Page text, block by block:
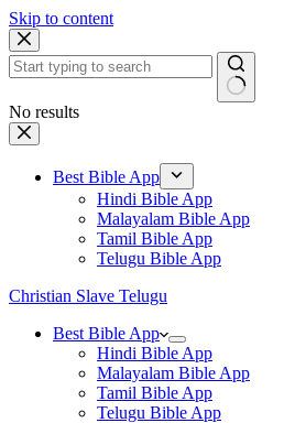
Skip to content
No results
Best Bible App
Hindi Bible App
Malayalam Bible App
Tamil Bible App
Telugu Bible App
Christian Slave Telugu
Best Bible App
Hindi Bible App
Malayalam Bible App
Tamil Bible App
Telugu Bible App